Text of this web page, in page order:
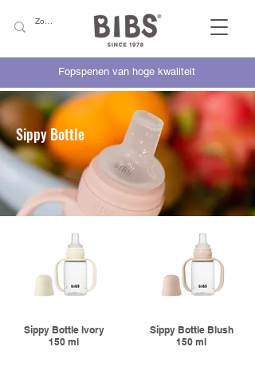
Fopspenen van hoge kwaliteit
Sippy Bottle
Sippy Bottle Ivory
150 ml
Sippy Bottle Blush
150 ml